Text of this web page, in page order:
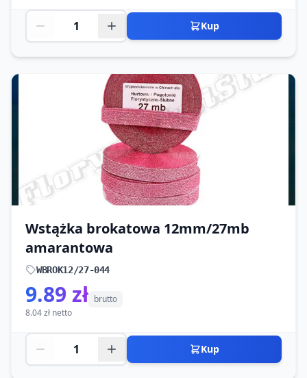
Kup
Wstążka brokatowa 12mm/27mb
amarantowa
WBROK12/27-044
9.89 zł brutto
8.04 zł netto
Kup